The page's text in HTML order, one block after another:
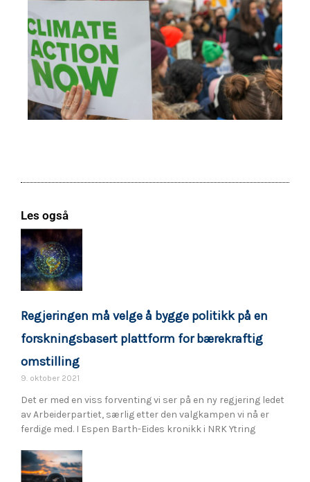
Les også
Regjeringen må velge å bygge politikk på en
forskningsbasert plattform for bærekraftig
omstilling
9. oktober 2021
Det er med en viss forventing vi ser på en ny regjering ledet
av Arbeiderpartiet, særlig etter den valgkampen vi nå er
ferdige med. I Espen Barth-Eides kronikk i NRK Ytring